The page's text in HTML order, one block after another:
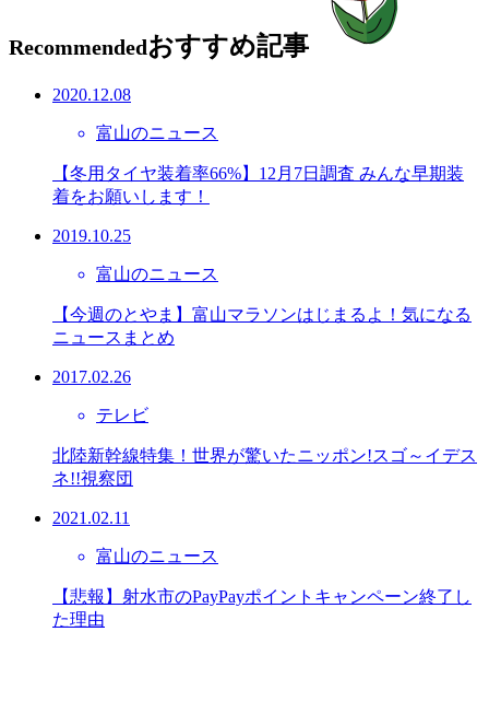
Recommendedおすすめ記事
2020.12.08
富山のニュース
【冬用タイヤ装着率66%】12月7日調査 みんな早期装
着をお願いします！
2019.10.25
富山のニュース
【今週のとやま】富山マラソンはじまるよ！気になる
ニュースまとめ
2017.02.26
テレビ
北陸新幹線特集！世界が驚いたニッポン!スゴ～イデス
ネ!!視察団
2021.02.11
富山のニュース
【悲報】射水市のPayPayポイントキャンペーン終了し
た理由